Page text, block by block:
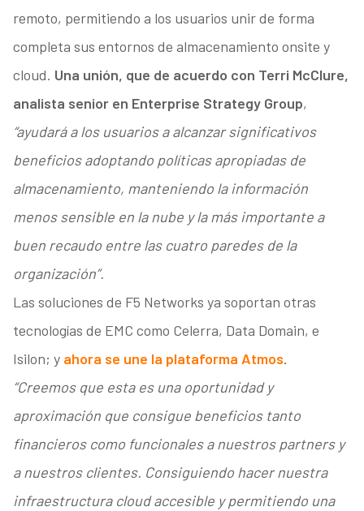
remoto, permitiendo a los usuarios unir de forma
completa sus entornos de almacenamiento onsite y
cloud. Una unión, que de acuerdo con Terri McClure,
analista senior en Enterprise Strategy Group,
“ayudará a los usuarios a alcanzar significativos
beneficios adoptando políticas apropiadas de
almacenamiento, manteniendo la información
menos sensible en la nube y la más importante a
buen recaudo entre las cuatro paredes de la
organización”.
Las soluciones de F5 Networks ya soportan otras
tecnologías de EMC como Celerra, Data Domain, e
Isilon; y ahora se une la plataforma Atmos.
“Creemos que esta es una oportunidad y
aproximación que consigue beneficios tanto
financieros como funcionales a nuestros partners y
a nuestros clientes. Consiguiendo hacer nuestra
infraestructura cloud accesible y permitiendo una